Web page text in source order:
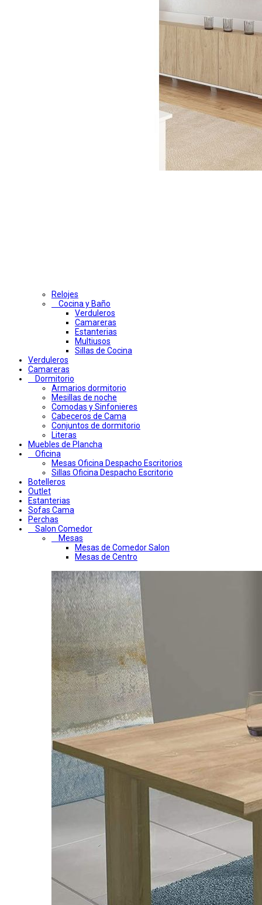
Relojes
Cocina y Baño
Verduleros
Camareras
Estanterias
Multiusos
Sillas de Cocina
Verduleros
Camareras
Dormitorio
Armarios dormitorio
Mesillas de noche
Comodas y Sinfonieres
Cabeceros de Cama
Conjuntos de dormitorio
Literas
Muebles de Plancha
Oficina
Mesas Oficina Despacho Escritorios
Sillas Oficina Despacho Escritorio
Botelleros
Outlet
Estanterias
Sofas Cama
Perchas
Salon Comedor
Mesas
Mesas de Comedor Salon
Mesas de Centro